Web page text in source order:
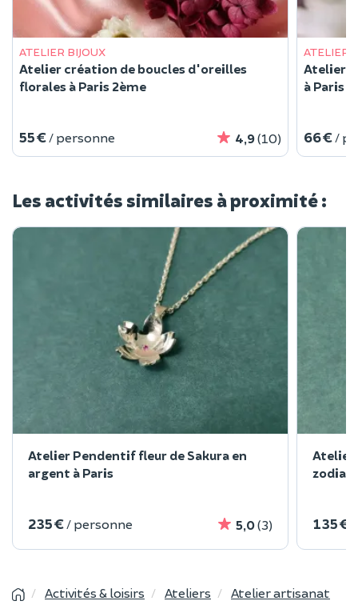
ATELIER BIJOUX
Atelier création de boucles d'oreilles
florales à Paris 2ème
55 € / personne 4,9(10)
ATELIER
Atelier
à Paris
66 € /
Les activités similaires à proximité :
Atelier Pendentif fleur de Sakura en
argent à Paris
235 € / personne 5,0(3)
Atelier
135 €
Activités & loisirs Ateliers
Atelier artisanat